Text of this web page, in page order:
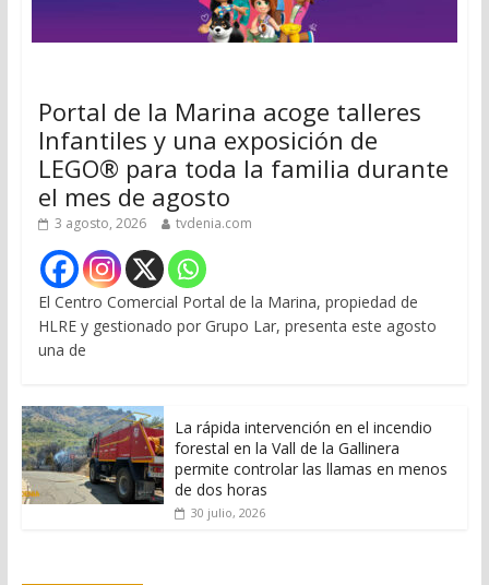
Portal de la Marina acoge talleres
Infantiles y una exposición de
LEGO® para toda la familia durante
el mes de agosto
3 agosto, 2026 tvdenia.com
El Centro Comercial Portal de la Marina, propiedad de
HLRE y gestionado por Grupo Lar, presenta este agosto
una de
La rápida intervención en el incendio
forestal en la Vall de la Gallinera
permite controlar las llamas en menos
de dos horas
30 julio, 2026